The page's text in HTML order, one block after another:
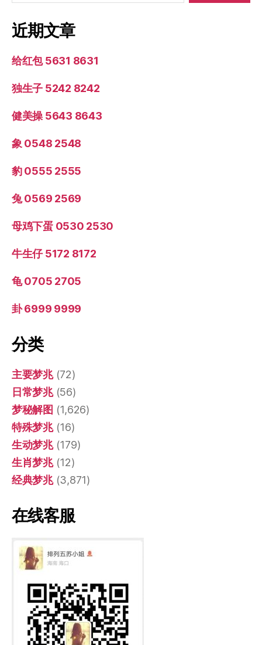
近期文章
给红包 5631 8631
独生子 5242 8242
健美操 5643 8643
象 0548 2548
豹 0555 2555
兔 0569 2569
母鸡下蛋 0530 2530
牛生仔 5172 8172
龟 0705 2705
卦 6999 9999
分类
主要梦兆(72)
日常梦兆(56)
梦秘解图 (1,626)
特殊梦兆(16)
生动梦兆(179)
生肖梦兆(12)
经典梦兆(3,871)
在线客服